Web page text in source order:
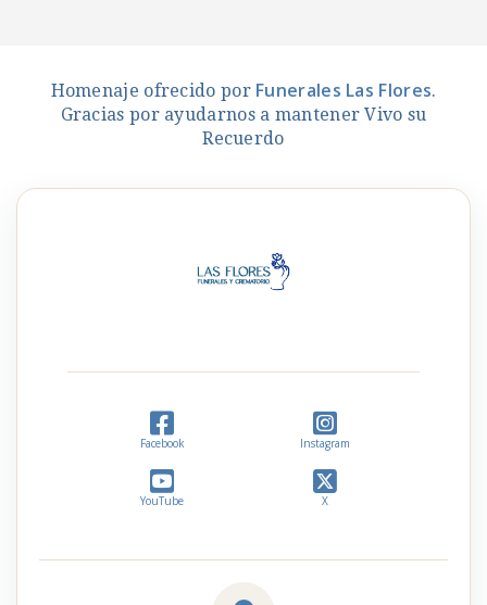
Homenaje ofrecido por Funerales Las Flores.
Gracias por ayudarnos a mantener Vivo su
Recuerdo
Facebook Instagram
YouTube X